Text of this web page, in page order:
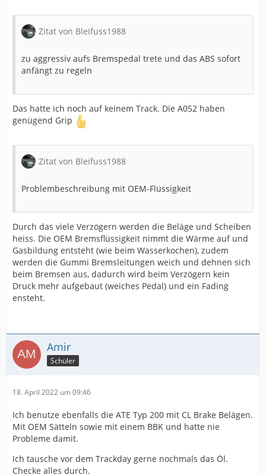
Zitat von Bleifuss1988
zu aggressiv aufs Bremspedal trete und das ABS sofort
anfängt zu regeln
Das hatte ich noch auf keinem Track. Die A052 haben
genügend Grip
Zitat von Bleifuss1988
Problembeschreibung mit OEM-Flüssigkeit
Durch das viele Verzögern werden die Beläge und Scheiben
heiss. Die OEM Bremsflüssigkeit nimmt die Wärme auf und
Gasbildung entsteht (wie beim Wasserkochen), zudem
werden die Gummi Bremsleitungen weich und dehnen sich
beim Bremsen aus, dadurch wird beim Verzögern kein
Druck mehr aufgebaut (weiches Pedal) und ein Fading
ensteht.
Amir
Schüler
18. April 2022 um 09:46
Ich benutze ebenfalls die ATE Typ 200 mit CL Brake Belägen.
Mit OEM Sätteln sowie mit einem BBK und hatte nie
Probleme damit.
Ich tausche vor dem Trackday gerne nochmals das Öl.
Checke alles durch.